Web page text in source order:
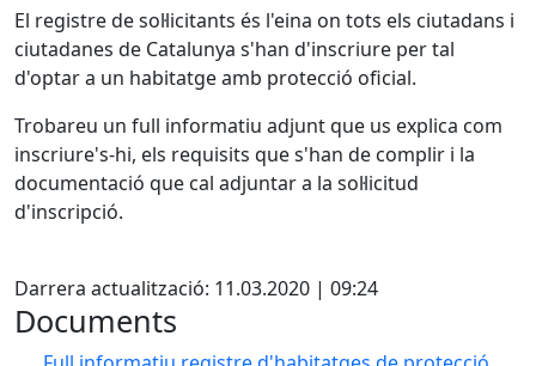
El registre de sol·licitants és l'eina on tots els ciutadans i
ciutadanes de Catalunya s'han d'inscriure per tal
d'optar a un habitatge amb protecció oficial.
Trobareu un full informatiu adjunt que us explica com
inscriure's-hi, els requisits que s'han de complir i la
documentació que cal adjuntar a la sol·licitud
d'inscripció.
Darrera actualització: 11.03.2020 | 09:24
Documents